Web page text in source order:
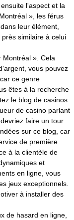
l'aspect et la
», les férus
leur élément,
similaire à celui
Montréal ». Cela
vous pouvez
ce genre
êtes à la recherche
le blog de casinos
de casino parlant
faire un tour
sur ce blog, car
de première
à la clientèle de
et
en ligne, vous
jeux exceptionnels.
à installer des
de hasard en ligne,